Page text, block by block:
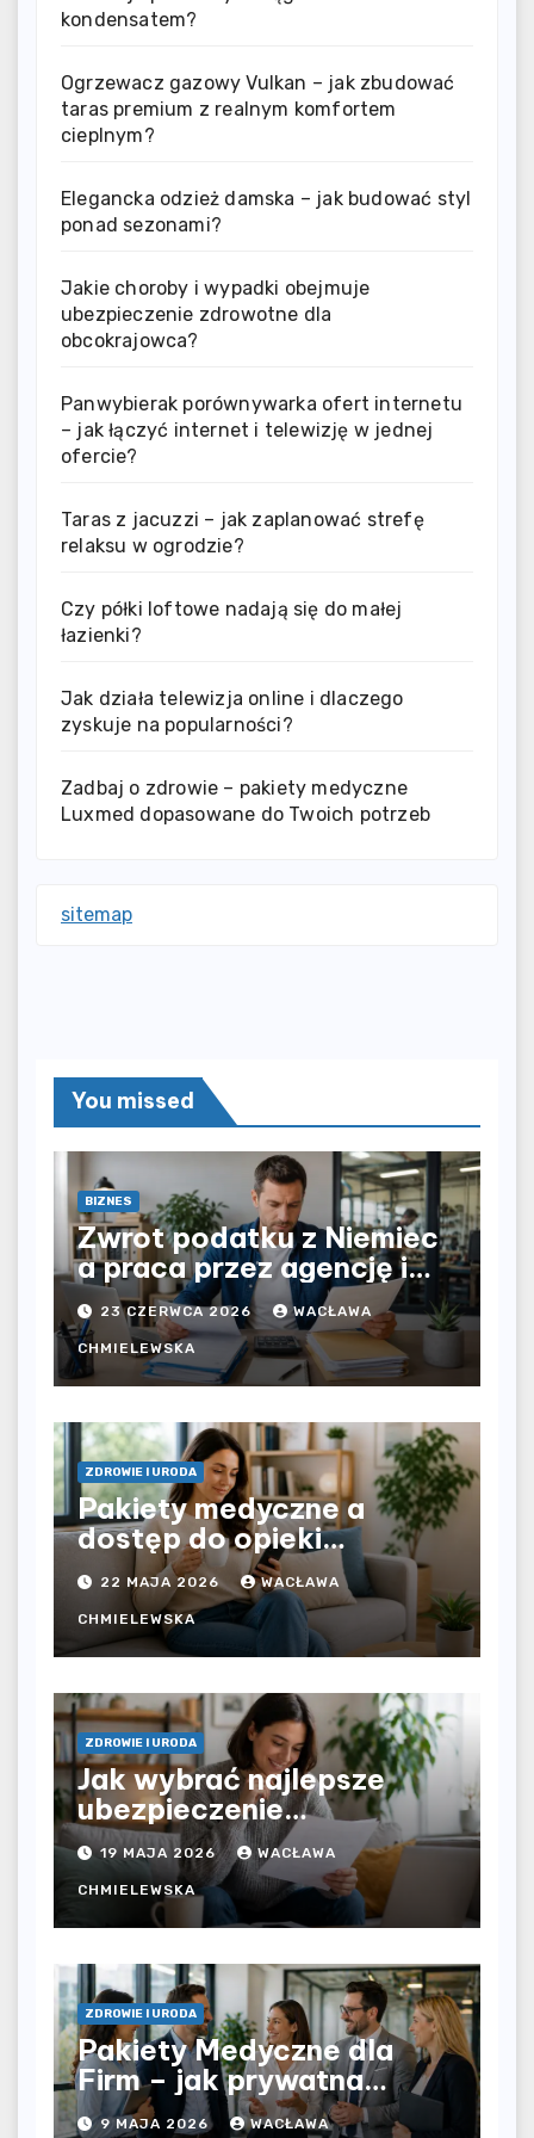
kondensatem?
Ogrzewacz gazowy Vulkan – jak zbudować
taras premium z realnym komfortem
cieplnym?
Elegancka odzież damska – jak budować styl
ponad sezonami?
Jakie choroby i wypadki obejmuje
ubezpieczenie zdrowotne dla
obcokrajowca?
Panwybierak porównywarka ofert internetu
– jak łączyć internet i telewizję w jednej
ofercie?
Taras z jacuzzi – jak zaplanować strefę
relaksu w ogrodzie?
Czy półki loftowe nadają się do małej
łazienki?
Jak działa telewizja online i dlaczego
zyskuje na popularności?
Zadbaj o zdrowie – pakiety medyczne
Luxmed dopasowane do Twoich potrzeb
sitemap
You missed
BIZNES
Zwrot podatku z Niemiec
a praca przez agencję i
bezpośrednio u
pracodawcy – jak
rozliczyć oba źródła
dochodu?
23 CZERWCA 2026 WACŁAWA
CHMIELEWSKA
ZDROWIE I URODA
Pakiety medyczne a
dostęp do opieki
zdrowotnej bez
ograniczeń czasowych –
czy prywatna opieka daje
większą swobodę?
22 MAJA 2026 WACŁAWA
CHMIELEWSKA
ZDROWIE I URODA
Jak wybrać najlepsze
ubezpieczenie
komunikacyjne i uniknąć
kosztownych błędów?
19 MAJA 2026 WACŁAWA
CHMIELEWSKA
ZDROWIE I URODA
Pakiety Medyczne dla
Firm – jak prywatna
opieka zdrowotna
9 MAJA 2026 WACŁAWA